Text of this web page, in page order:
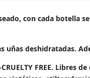
con cada botella
uñas deshidratadas.
-CRUELTY FREE.